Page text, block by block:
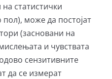
статистички
може да постојат
(засновани на
и чувствата
сензитивните
да се измерат